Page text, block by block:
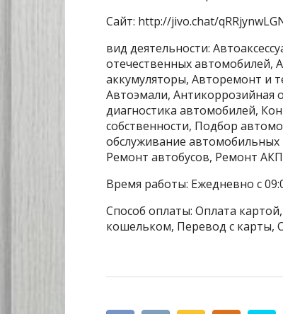
Сайт: http://jivo.chat/
вид деятельности:
отечественных автомобилей,
аккумуляторы, Авторемонт и
Автоэмали, Антикоррозийная
диагностика автомобилей,
собственности, Подбор
обслуживание
Ремонт автобусов, Ремонт
Время работы: Ежедневно с
Способ оплаты: Оплата
кошельком, Перевод с карты,